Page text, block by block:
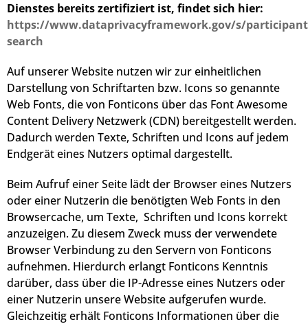
Dienstes bereits zertifiziert ist, findet sich hier:
https://www.dataprivacyframework.gov/s/
search
Auf unserer Website nutzen wir zur einheitlichen
Darstellung von Schriftarten bzw. Icons so genannte
Web Fonts, die von Fonticons über das Font Awesome
Content Delivery Netzwerk (CDN) bereitgestellt werden.
Dadurch werden Texte, Schriften und Icons auf jedem
Endgerät eines Nutzers optimal dargestellt.
Beim Aufruf einer Seite lädt der Browser eines Nutzers
oder einer Nutzerin die benötigten Web Fonts in den
Browsercache, um Texte, Schriften und Icons korrekt
anzuzeigen. Zu diesem Zweck muss der verwendete
Browser Verbindung zu den Servern von Fonticons
aufnehmen. Hierdurch erlangt Fonticons Kenntnis
darüber, dass über die IP-Adresse eines Nutzers oder
einer Nutzerin unsere Website aufgerufen wurde.
Gleichzeitig erhält Fonticons Informationen über die